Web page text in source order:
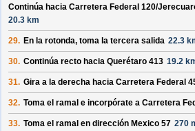
Continúa hacia Carretera Federal 120/
20.3 km
29. En la rotonda, toma la tercera salida 22.3
30. Continúa recto hacia Querétaro 413 19.2
31. Gira a la derecha hacia Carretera Federal
32. Toma el ramal e incorpórate a Carretera
33. Toma el ramal en dirección Mexico 57 270